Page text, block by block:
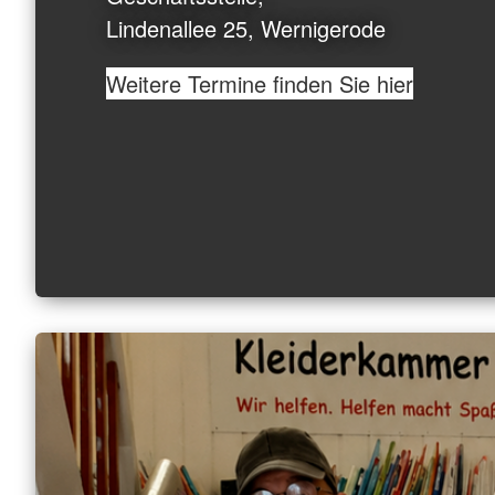
Lindenallee 25, Wernigerode
Weitere Termine finden Sie hier